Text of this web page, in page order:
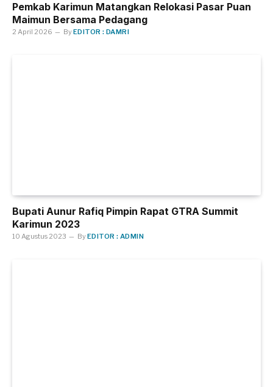
Pemkab Karimun Matangkan Relokasi Pasar Puan
Maimun Bersama Pedagang
2 April 2026 ByEDITOR : DAMRI
Bupati Aunur Rafiq Pimpin Rapat GTRA Summit
Karimun 2023
10 Agustus 2023 ByEDITOR : ADMIN